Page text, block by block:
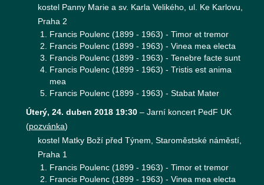
kostel Panny Marie a sv. Karla Velikého, ul. Ke Karlovu,
Praha 2
Francis Poulenc (1899 - 1963) - Timor et tremor
Francis Poulenc (1899 - 1963) - Vinea mea electa
Francis Poulenc (1899 - 1963) - Tenebre facte sunt
Francis Poulenc (1899 - 1963) - Tristis est anima
mea
Francis Poulenc (1899 - 1963) - Stabat Mater
Úterý, 24. duben 2018 19:30 – Jarní koncert PedF UK
(pozvánka)
kostel Matky Boží před Týnem, Staroměstské náměstí,
Praha 1
Francis Poulenc (1899 - 1963) - Timor et tremor
Francis Poulenc (1899 - 1963) - Vinea mea electa